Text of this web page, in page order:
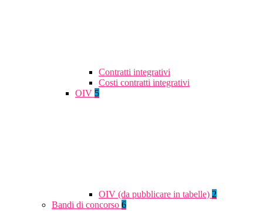
Contratti integrativi
Costi contratti integrativi
OIV 5
OIV (da pubblicare in tabelle) 2
Bandi di concorso 6